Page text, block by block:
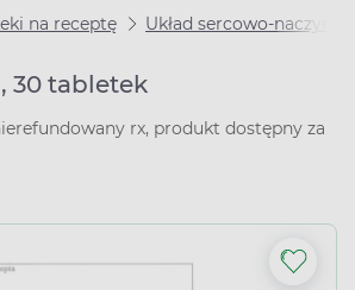
na receptę Układ sercowo-
30 tabletek
rx, produkt dostępny za